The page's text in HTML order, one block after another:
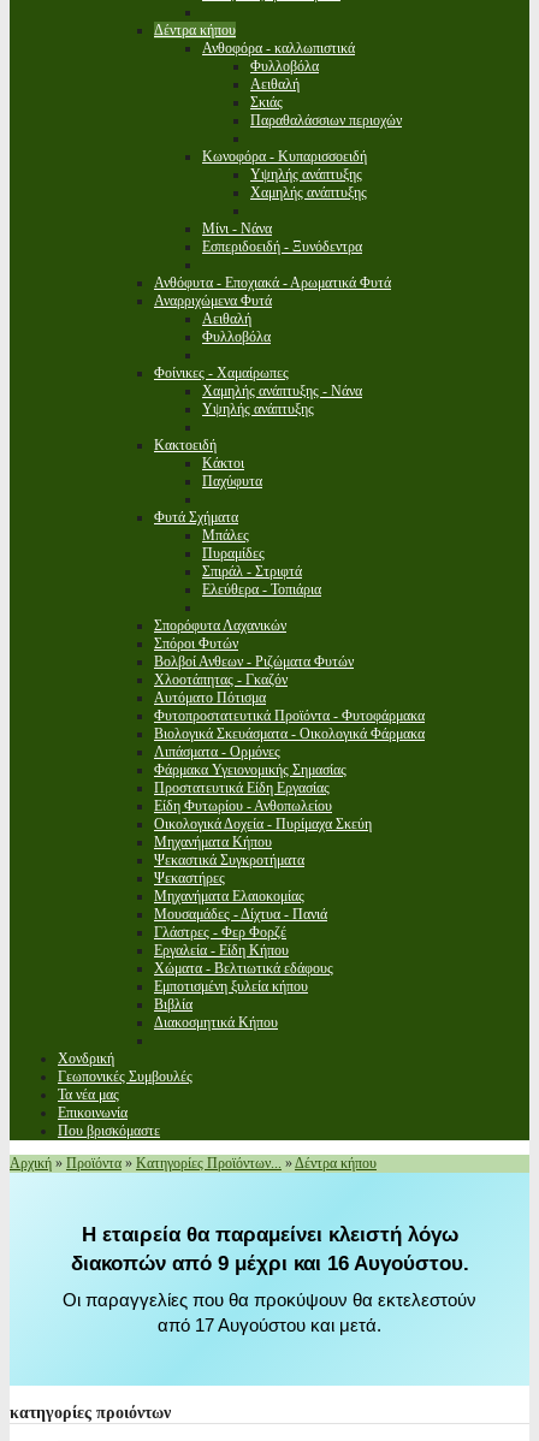
Δέντρα κήπου
Ανθοφόρα - καλλωπιστικά
Φυλλοβόλα
Αειθαλή
Σκιάς
Παραθαλάσσιων περιοχών
Κωνοφόρα - Κυπαρισσοειδή
Υψηλής ανάπτυξης
Χαμηλής ανάπτυξης
Μίνι - Νάνα
Εσπεριδοειδή - Ξυνόδεντρα
Ανθόφυτα - Εποχιακά - Αρωματικά Φυτά
Αναρριχώμενα Φυτά
Αειθαλή
Φυλλοβόλα
Φοίνικες - Χαμαίρωπες
Χαμηλής ανάπτυξης - Νάνα
Υψηλής ανάπτυξης
Κακτοειδή
Κάκτοι
Παχύφυτα
Φυτά Σχήματα
Μπάλες
Πυραμίδες
Σπιράλ - Στριφτά
Ελεύθερα - Τοπιάρια
Σπορόφυτα Λαχανικών
Σπόροι Φυτών
Βολβοί Ανθεων - Ριζώματα Φυτών
Χλοοτάπητας - Γκαζόν
Αυτόματο Πότισμα
Φυτοπροστατευτικά Προϊόντα - Φυτοφάρμακα
Βιολογικά Σκευάσματα - Οικολογικά Φάρμακα
Λιπάσματα - Ορμόνες
Φάρμακα Υγειονομικής Σημασίας
Προστατευτικά Είδη Εργασίας
Είδη Φυτωρίου - Ανθοπωλείου
Οικολογικά Δοχεία - Πυρίμαχα Σκεύη
Μηχανήματα Κήπου
Ψεκαστικά Συγκροτήματα
Ψεκαστήρες
Μηχανήματα Ελαιοκομίας
Μουσαμάδες - Δίχτυα - Πανιά
Γλάστρες - Φερ Φορζέ
Εργαλεία - Είδη Κήπου
Χώματα - Βελτιωτικά εδάφους
Εμποτισμένη ξυλεία κήπου
Βιβλία
Διακοσμητικά Κήπου
Χονδρική
Γεωπονικές Συμβουλές
Τα νέα μας
Επικοινωνία
Που βρισκόμαστε
Αρχική » Προϊόντα » Κατηγορίες Προϊόντων... »Δέντρα κήπου
Η εταιρεία θα παραμείνει κλειστή λόγω
διακοπών από 9 μέχρι και 16 Αυγούστου.
Οι παραγγελίες που θα προκύψουν θα εκτελεστούν
από 17 Αυγούστου και μετά.
κατηγορίες προιόντων